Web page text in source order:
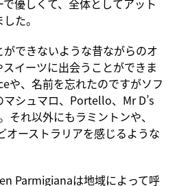
た。
できないような昔ながらのオ
イーツに出会うことができま
や、名前を忘れたのですがソフ
マシュマロ、Portello、Mr D’s
それ以外にもラミントンや、
ーストラリアを感じるような
Parmigianaは地域によって呼